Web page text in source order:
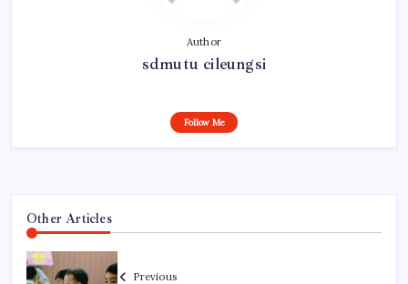
Author
sdmutu cileungsi
Follow Me
Other Articles
Previous